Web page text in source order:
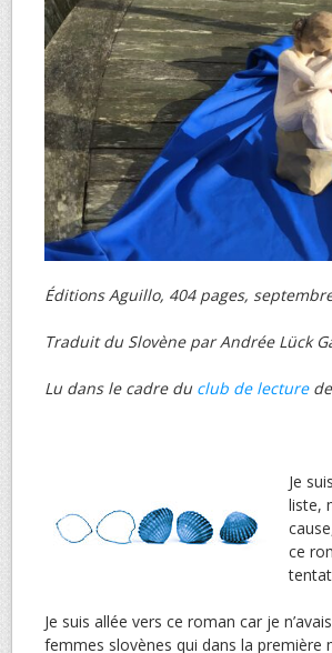
Éditions Aguillo, 404 pages,
Traduit du Slovène par Andrée Lück
Lu dans le cadre du club de lecture
Je
liste,
ce
Je suis allée vers ce roman car je
femmes slovènes qui dans la première